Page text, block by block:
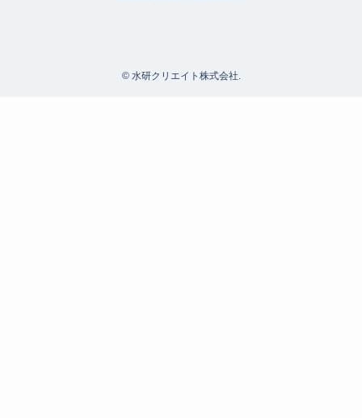
©水研クリエイト株式会社.